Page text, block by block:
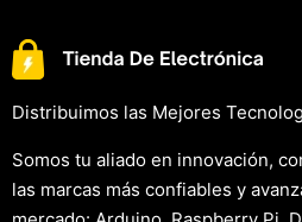
Distribuimos las Mejores
Somos tu aliado en innovación,
las marcas más confiables y